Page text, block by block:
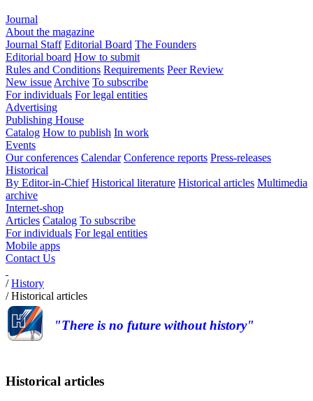
Journal
About the magazine
Journal Staff Editorial Board The Founders
Editorial board How to submit
Rules and Conditions Requirements Peer Review
New issue Archive To subscribe
For individuals For legal entities
Advertising
Publishing House
Catalog How to publish In work
Events
Our conferences Calendar Conference reports Press-releases
Historical
By Editor-in-Chief Historical literature Historical articles Multimedia
archive
Internet-shop
Articles Catalog To subscribe
For individuals For legal entities
Mobile apps
Contact Us
/History
/Historical articles
"There is no future without history"
Historical articles